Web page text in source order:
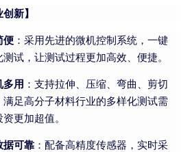
新】
便 ：采用先进的微机控制系统，一键
试，让测试过程更加高效、便捷。
多用 ：支持拉伸、压缩、弯曲、剪切
足高分子材料行业的多样化测试需
更加超值。
据可靠 ：配备高精度传感器，实时采